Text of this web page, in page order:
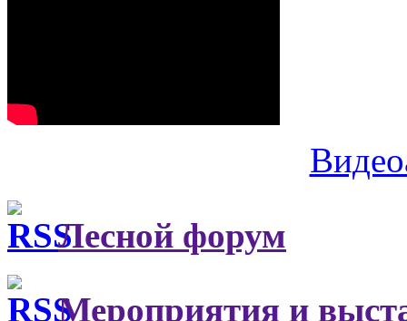
Лесной форум
Мероприятия и